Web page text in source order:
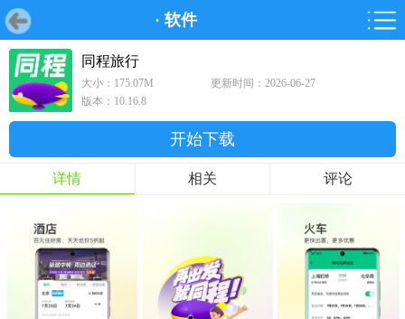
· 软件
首页 游戏
首页 游戏 软件 鸿蒙
游戏
鸿蒙
软件
同程旅行
大小：175.07M
更新时间：2026-06-27
版本：10.16.8
开始下载
详情 相关 评论